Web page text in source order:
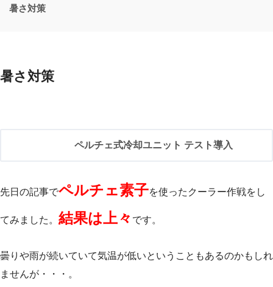
暑さ対策
暑さ対策
ペルチェ式冷却ユニット テスト導入
先日の記事でペルチェ素子を使ったクーラー作戦をし
てみました。 結果は上々 です。
曇りや雨が続いていて気温が低いということもあるのかもしれ
ませんが・・・。